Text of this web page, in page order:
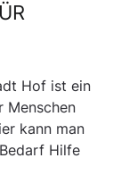
Hof ist ein
Menschen
kann man
Hilfe